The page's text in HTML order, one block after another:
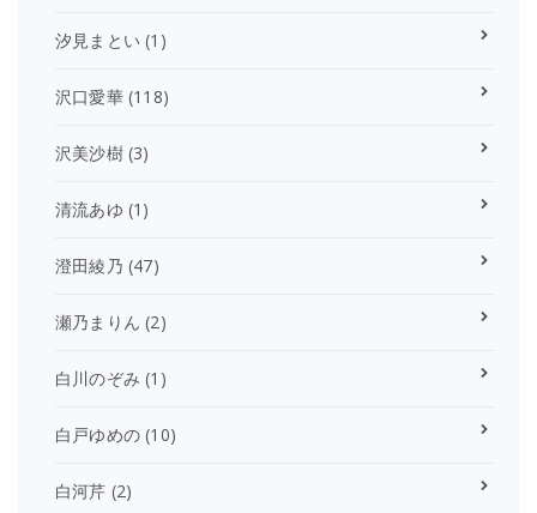
汐見まとい (1)
沢口愛華(118)
沢美沙樹(3)
清流あゆ (1)
澄田綾乃 (47)
瀬乃まりん (2)
白川のぞみ (1)
白戸ゆめの (10)
白河芹 (2)